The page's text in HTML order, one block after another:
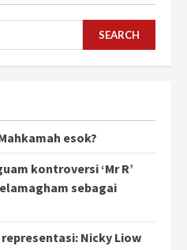
SEARCH
esok?
kontroversi ‘Mr R’
sebagai
Nicky Liow